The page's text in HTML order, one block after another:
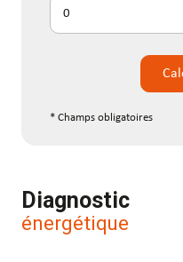
* Champs obligatoires
Diagnostic
énergétique